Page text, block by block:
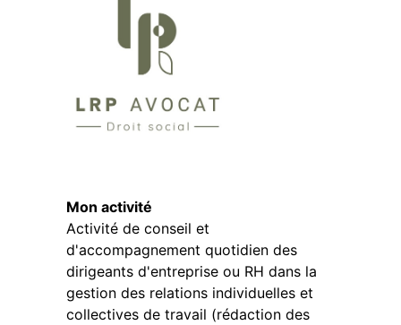
Mon activité
Activité de conseil et
d'accompagnement quotidien des
dirigeants d'entreprise ou RH dans la
gestion des relations individuelles et
collectives de travail (rédaction des